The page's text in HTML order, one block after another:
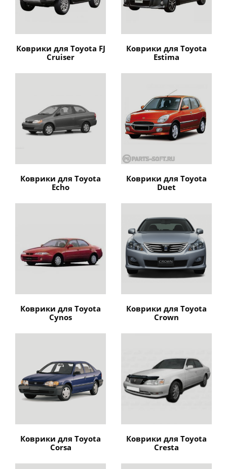
Коврики для Toyota FJ
Cruiser
Коврики для Toyota
Estima
Коврики для Toyota
Echo
Коврики для Toyota
Duet
Коврики для Toyota
Cynos
Коврики для Toyota
Crown
Коврики для Toyota
Corsa
Коврики для Toyota
Cresta